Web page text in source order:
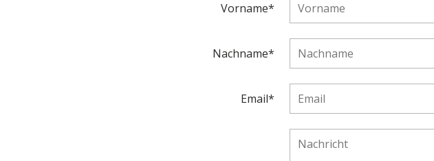
Vorname*
Nachname*
Email*